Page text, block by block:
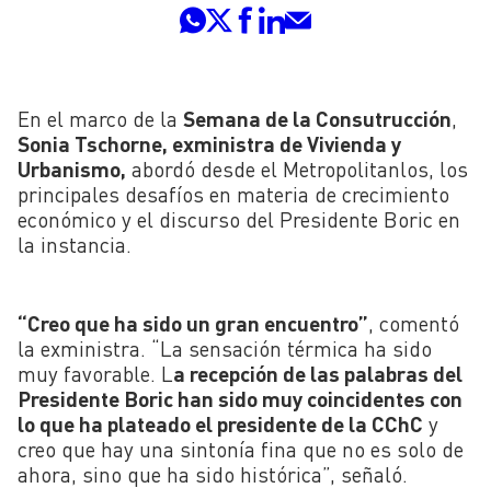
En el marco de la Semana de la Consutrucción
Sonia Tschorne, exministra de Vivienda y
Urbanismo, abordó desde el Metropolitanlos, los
principales desafíos en materia de crecimiento
económico y el discurso del Presidente Boric en
la instancia.
“Creo que ha sido un gran encuentro”, comentó
la exministra. “La sensación térmica ha sido
muy favorable. La recepción de las palabras del
Presidente Boric han sido muy coincidentes con
lo que ha plateado el presidente de la CChC y
creo que hay una sintonía fina que no es solo de
ahora, sino que ha sido histórica”, señaló.